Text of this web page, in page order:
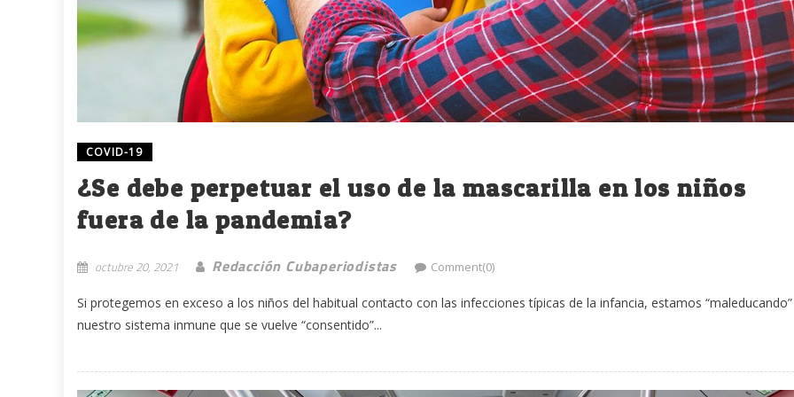
COVID-19
¿Se debe perpetuar el uso de la mascarilla en los niños
fuera de la pandemia?
octubre 20, 2021 Redacción Cubaperiodistas Comment(0)
Si protegemos en exceso a los niños del habitual contacto con las infecciones típicas de la infancia, estamos
nuestro sistema inmune que se vuelve “consentido”...